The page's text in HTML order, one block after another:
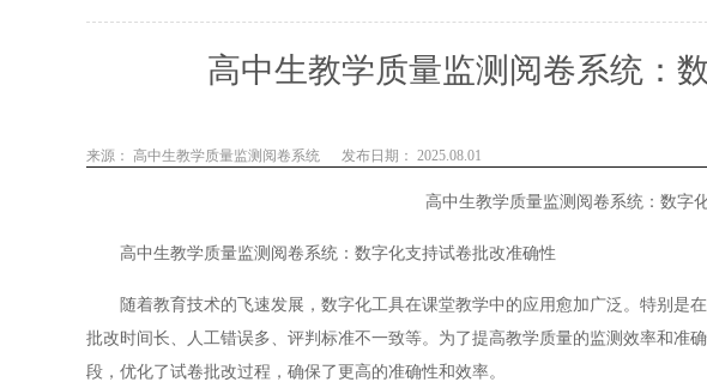
高中生教学质量监测阅卷系统：
来源： 高中生教学质量监测阅卷系统 发布日期： 2025.08.01
高中生教学质量监测阅卷系统：数字
高中生教学质量监测阅卷系统：数字化支持试卷批改准确性
随着教育技术的飞速发展，数字化工具在课堂教学中的应用愈加广泛。特别是
批改时间长、人工错误多、评判标准不一致等。为了提高教学质量的监测效率和准
段，优化了试卷批改过程，确保了更高的准确性和效率。